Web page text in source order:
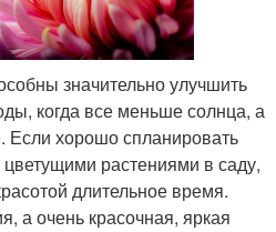
значительно улучшить
когда все меньше солнца, а
Если хорошо спланировать
растениями в саду,
длительное время.
а очень красочная, яркая